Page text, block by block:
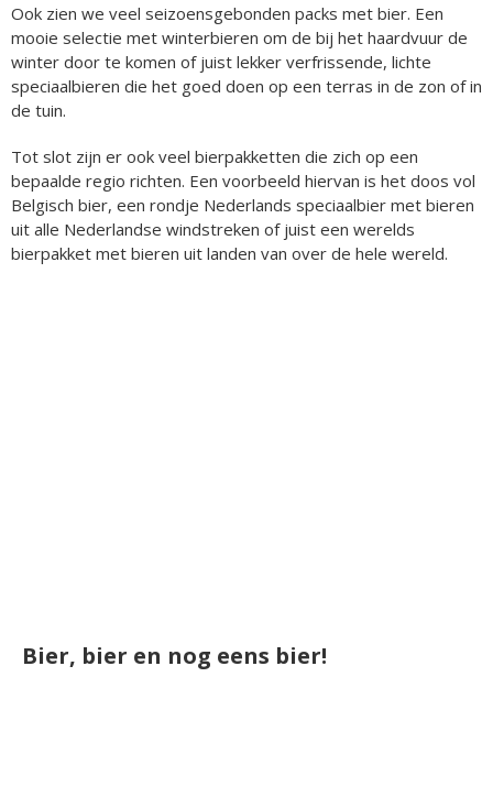
Ook zien we veel seizoensgebonden packs met bier. Een
mooie selectie met winterbieren om de bij het haardvuur de
winter door te komen of juist lekker verfrissende, lichte
speciaalbieren die het goed doen op een terras in de zon of in
de tuin.
Tot slot zijn er ook veel bierpakketten die zich op een
bepaalde regio richten. Een voorbeeld hiervan is het doos vol
Belgisch bier, een rondje Nederlands speciaalbier met bieren
uit alle Nederlandse windstreken of juist een werelds
bierpakket met bieren uit landen van over de hele wereld.
Bier, bier en nog eens bier!